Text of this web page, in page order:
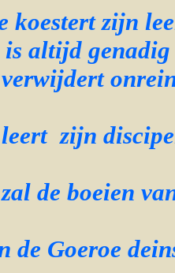
koestert zijn
is altijd
zijn
de boeien
de Goeroe